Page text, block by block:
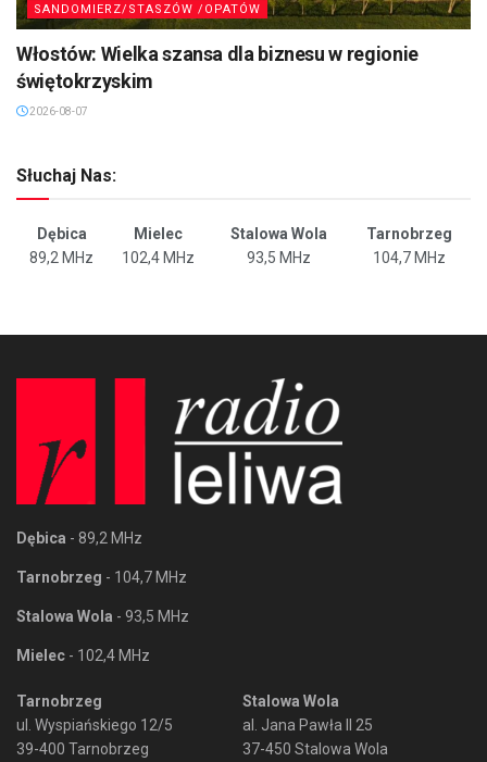
SANDOMIERZ/STASZÓW /OPATÓW
Włostów: Wielka szansa dla biznesu w regionie
świętokrzyskim
2026-08-07
Słuchaj Nas:
Dębica Mielec Stalowa Wola
Tarnobrzeg
89,2 MHz
102,4 MHz 93,5 MHz 104,7 MHz
Dębica - 89,2 MHz
Tarnobrzeg - 104,7 MHz
Stalowa Wola - 93,5 MHz
Mielec - 102,4 MHz
Tarnobrzeg
ul. Wyspiańskiego 12/5
39-400 Tarnobrzeg
Stalowa Wola
al. Jana Pawła II 25
37-450 Stalowa Wola